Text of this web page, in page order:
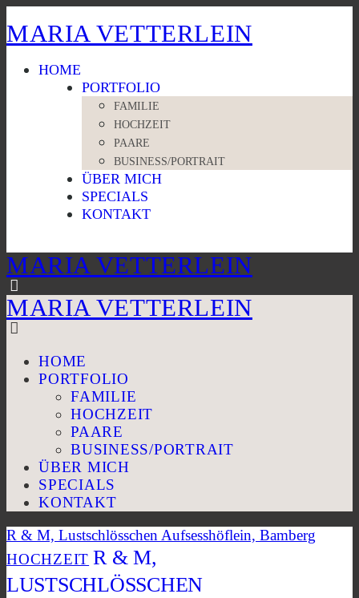
MARIA VETTERLEIN
HOME
PORTFOLIO
FAMILIE
HOCHZEIT
PAARE
BUSINESS/PORTRAIT
ÜBER MICH
SPECIALS
KONTAKT
MARIA VETTERLEIN
MARIA VETTERLEIN
HOME
PORTFOLIO
FAMILIE
HOCHZEIT
PAARE
BUSINESS/PORTRAIT
ÜBER MICH
SPECIALS
KONTAKT
R & M, Lustschlösschen Aufsesshöflein, Bamberg
HOCHZEIT R & M,
LUSTSCHLÖSSCHEN